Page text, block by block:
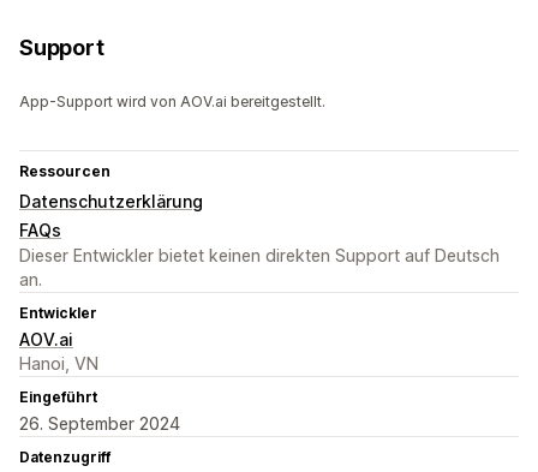
Support
App-Support wird von AOV.ai bereitgestellt.
Ressourcen
Datenschutzerklärung
FAQs
Dieser Entwickler bietet keinen direkten Support auf Deutsch
an.
Entwickler
AOV.ai
Hanoi, VN
Eingeführt
26. September 2024
Datenzugriff